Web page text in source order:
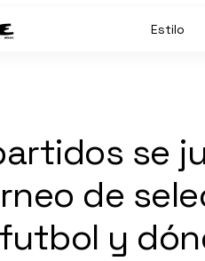
Estilo
se
de
futbol y